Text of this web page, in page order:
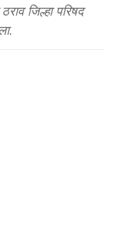
जिल्हा परिषद